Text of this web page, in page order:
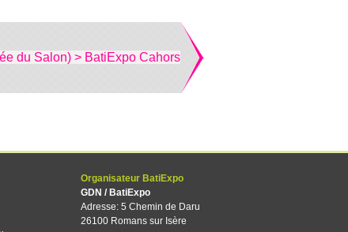
du Salon) > BatiExpo Cahors
Organisateur BatiExpo
GDN / BatiExpo
Adresse: 5 Chemin de Daru
26100 Romans sur Isère